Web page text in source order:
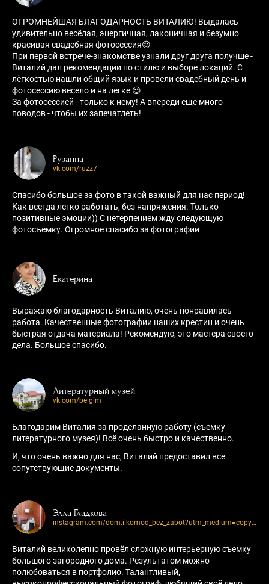
ОГРОМНЕЙШАЯ БЛАГОДАРНОСТЬ ВИТАЛИЮ! Выдалась
удивительно весёлая, энергичная, лаконичная и безумно
красивая свадебная фотосессия😍
При первой встрече-знакомстве узнали друг друга получше -
Виталий дал рекомендации по стилю и выборе локаций. С
лёгкостью нашли общий язык и провели свадебный день и
фотосессию весело и на легке 😍
За фотосессией - только к нему! А впереди еще много
поводов - чтобы их запечатлеть!
Рузанна
vk.com/ruzz7
Спасибо большое за фото в такой важный для нас период!
Как всегда легко работать, без напряжения. Только
позитивные эмоции)) С нетерпением жду следующую
фотосъемку. Огромное спасибо за фотографии
Екатерина
Выражаю благодарность Виталию, очень понравилась
работа. Качественные фотографии наших крестин и очень
быстрая отдача материала! Рекомендую, это мастера своего
дела. Большое спасибо.
Литературный музей
vk.com/belglm
Благодарим Виталия за проделанную работу (съемку
литературного музея)! Всё очень быстро и качественно.
И, что очень важно для нас, Виталий предоставил все
сопутствующие документы.
Элла Гладкова
instagram.com/dom.i.komod_bez_zabot?utm_medium=copy_link
Виталий великолепно провёл сложную интерьерную съемку
большого загородного дома. Результатом можно
полюбоваться в портфолио. Талантливый,